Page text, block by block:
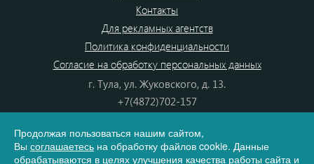
Контакты
Для рекламных агентств
Политика конфиденциальности
Согласие на обработку персональных данных
г. Тула, ул. Жуковского, д. 13.
+7(4872)702-157
8(800) 555-80-87
e-mail:info@dono.su
Продолжая пользоваться нашим сайтом,
Вы соглашаетесь на обработку файлов cookie. Данные
обрабатываются в целях улучшения качества работы сайта и